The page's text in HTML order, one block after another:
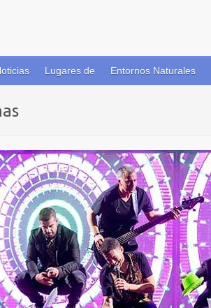
Lugares de Entornos Naturales